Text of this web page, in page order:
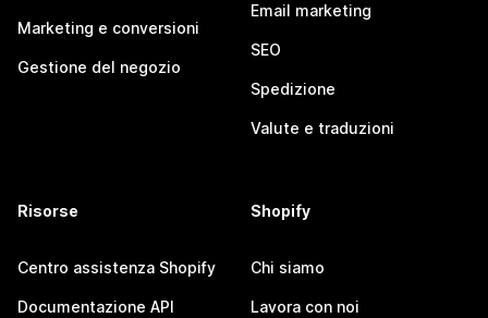
Marketing e conversioni
Gestione del negozio
Email marketing
SEO
Spedizione
Valute e traduzioni
Risorse
Centro assistenza Shopify
Documentazione API
Shopify
Chi siamo
Lavora con noi